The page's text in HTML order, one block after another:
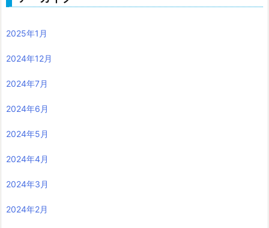
2025年1月
2024年12月
2024年7月
2024年6月
2024年5月
2024年4月
2024年3月
2024年2月